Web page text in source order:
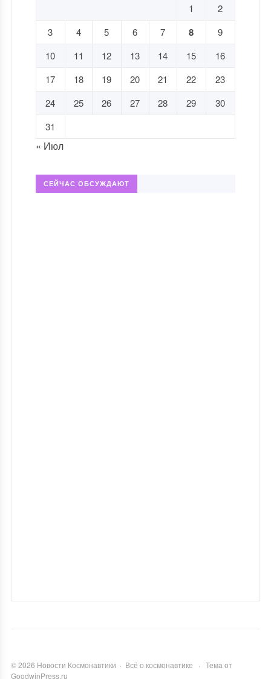
1
2
3
4 5 6 7 8
9
10
11 12 13 14 15
16
17
18 19 20 21 22
23
24
25 26 27 28 29
30
31
« Июл
СЕЙЧАС ОБСУЖДАЮТ
©2026 Новости Космонавтики · Всё о космонавтике · Тема от
GoodwinPress.ru